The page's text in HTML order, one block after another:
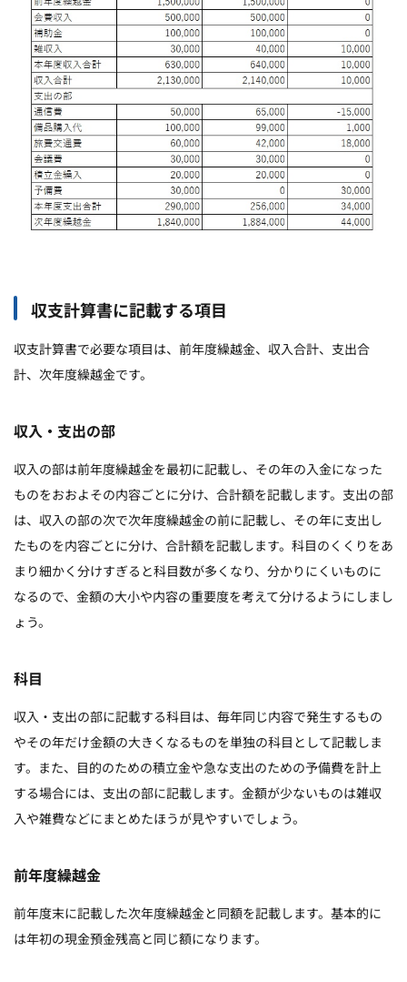
収支計算書に記載する項目
収支計算書で必要な項目は、前年度繰越金、収入合計、支出合
計、次年度繰越金です。
収入・支出の部
収入の部は前年度繰越金を最初に記載し、その年の入金になった
ものをおおよその内容ごとに分け、合計額を記載します。支出の部
は、収入の部の次で次年度繰越金の前に記載し、その年に支出し
たものを内容ごとに分け、合計額を記載します。科目のくくりをあ
まり細かく分けすぎると科目数が多くなり、分かりにくいものに
なるので、金額の大小や内容の重要度を考えて分けるようにしまし
ょう。
科目
収入・支出の部に記載する科目は、毎年同じ内容で発生するもの
やその年だけ金額の大きくなるものを単独の科目として記載しま
す。また、目的のための積立金や急な支出のための予備費を計上
する場合には、支出の部に記載します。金額が少ないものは雑収
入や雑費などにまとめたほうが見やすいでしょう。
前年度繰越金
前年度末に記載した次年度繰越金と同額を記載します。基本的に
は年初の現金預金残高と同じ額になります。